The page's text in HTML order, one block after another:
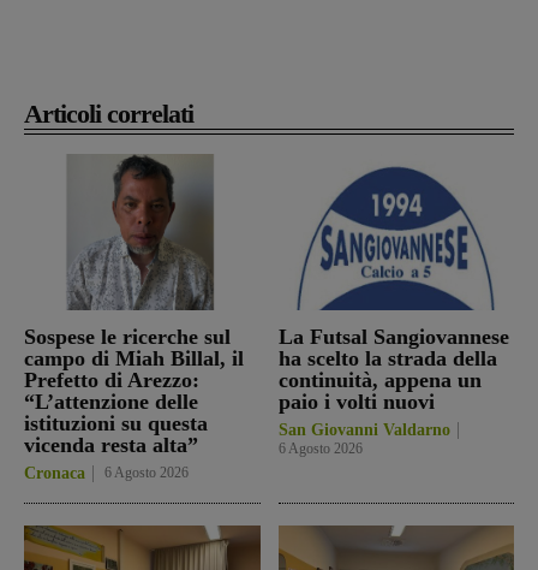
Articoli correlati
Sospese le ricerche sul
campo di Miah Billal, il
Prefetto di Arezzo:
“L’attenzione delle
istituzioni su questa
vicenda resta alta”
Cronaca 6 Agosto 2026
La Futsal Sangiovannese
ha scelto la strada della
continuità, appena un
paio i volti nuovi
San Giovanni Valdarno
6 Agosto 2026